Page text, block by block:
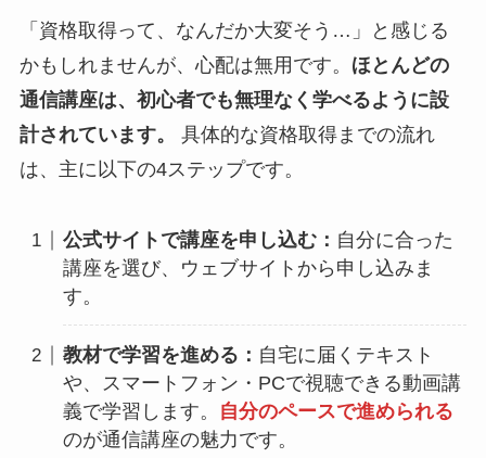
「資格取得って、なんだか大変そう…」と感じる
かもしれませんが、心配は無用です。 ほとんどの
通信講座は、初心者でも無理なく学べるように設
計されています。
具体的な資格取得までの流れ
は、主に以下の4ステップです。
公式サイトで講座を申し込む： 自分に合った
講座を選び、ウェブサイトから申し込みま
す。
教材で学習を進める： 自宅に届くテキスト
や、スマートフォン・PCで視聴できる動画講
義で学習します。 自分のペースで進められる
のが通信講座の魅力です。